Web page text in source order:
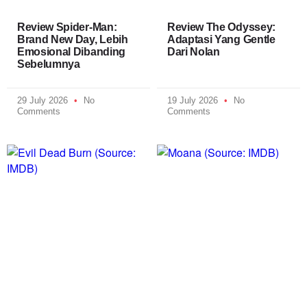
Review Spider-Man:
Brand New Day, Lebih
Emosional Dibanding
Sebelumnya
29 July 2026
No
Comments
Review The Odyssey:
Adaptasi Yang Gentle
Dari Nolan
19 July 2026
No
Comments